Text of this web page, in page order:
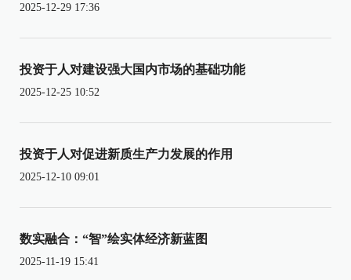
2025-12-29 17:36
投资于人对建设强大国内市场的基础功能
2025-12-25 10:52
投资于人对促进新质生产力发展的作用
2025-12-10 09:01
数实融合：“智”绘实体经济新蓝图
2025-11-19 15:41